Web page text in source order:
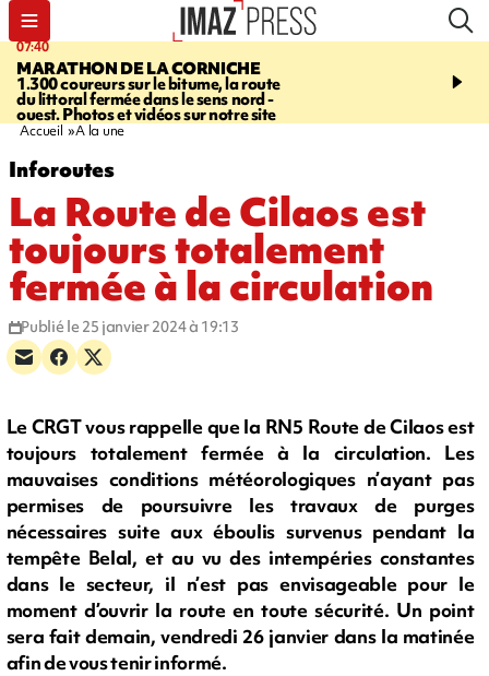
07:40
MARATHON DE LA CORNICHE
1.300 coureurs sur le bitume, la route
du littoral fermée dans le sens nord -
ouest. Photos et vidéos sur notre site
10:33
l’enfance - une
Accueil A la une
Inforoutes
La Route de Cilaos est
toujours totalement
fermée à la circulation
Publié le 25 janvier 2024 à 19:13
Le CRGT vous rappelle que la RN5 Route de Cilaos est
toujours totalement fermée à la circulation. Les
mauvaises conditions météorologiques n’ayant pas
permises de poursuivre les travaux de purges
nécessaires suite aux éboulis survenus pendant la
tempête Belal, et au vu des intempéries constantes
dans le secteur, il n’est pas envisageable pour le
moment d’ouvrir la route en toute sécurité. Un point
sera fait demain, vendredi 26 janvier dans la matinée
afin de vous tenir informé.